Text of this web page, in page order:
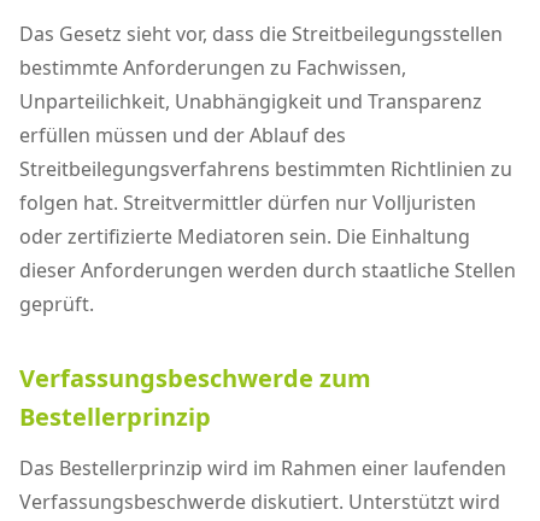
Das Gesetz sieht vor, dass die Streitbeilegungsstellen
bestimmte Anforderungen zu Fachwissen,
Unparteilichkeit, Unabhängigkeit und Transparenz
erfüllen müssen und der Ablauf des
Streitbeilegungsverfahrens bestimmten Richtlinien zu
folgen hat. Streitvermittler dürfen nur Volljuristen
oder zertifizierte Mediatoren sein. Die Einhaltung
dieser Anforderungen werden durch staatliche Stellen
geprüft.
Verfassungsbeschwerde zum
Bestellerprinzip
Das Bestellerprinzip wird im Rahmen einer laufenden
Verfassungsbeschwerde diskutiert. Unterstützt wird